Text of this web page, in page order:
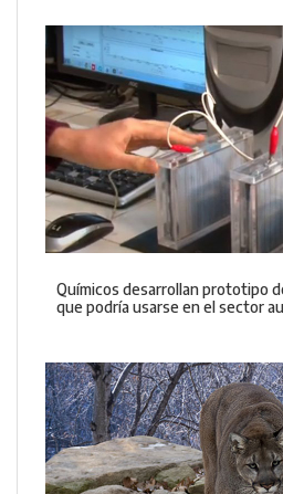
Químicos desarrollan prototipo
que podría usarse en el sector